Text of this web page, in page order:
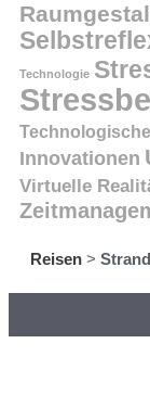
Technologie
Innovationen
Virtuelle
Reisen>